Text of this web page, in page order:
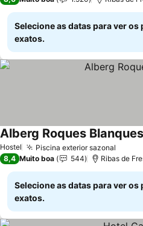
Selecione as datas para ver os
exatos.
Hostel Piscina exterior sazonal
Alberg Roques Blanques
8,4 Muito boa 544 Ribas de
Selecione as datas para ver os
exatos.